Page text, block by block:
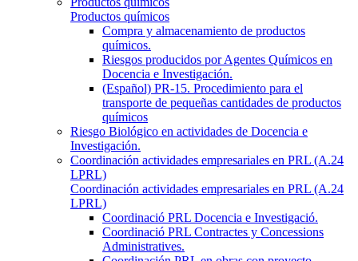
Productos químicos
Compra y almacenamiento de productos
químicos.
Riesgos producidos por Agentes Químicos en
Docencia e Investigación.
(Español) PR-15. Procedimiento para el
transporte de pequeñas cantidades de productos
químicos
Riesgo Biológico en actividades de Docencia e
Investigación.
Coordinación actividades empresariales en PRL (A.24
LPRL)
Coordinación actividades empresariales en PRL (A.24
LPRL)
Coordinació PRL Docencia e Investigació.
Coordinació PRL Contractes y Concessions
Administratives.